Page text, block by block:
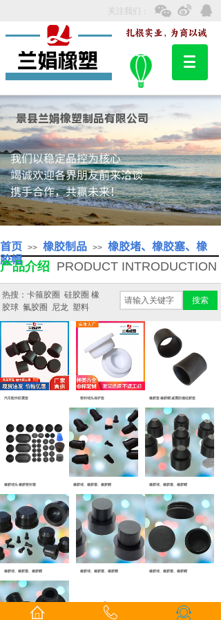
关注我们：
景县兰娟橡塑制品有限公司
我们以稳定品控为核心
竭诚欢迎各界朋友前来洽谈
携手合作，共赢未来！
首页 >> 橡胶制品 >> 橡胶堵、橡胶塞、橡
胶帽
产品介绍 PRODUCT INTRODUCTION
热搜：卡箍胶圈 硅胶圈 橡
胶球 氟胶圈 尼龙 塑料
搜索
汽车配件防震套 密封堵头保护套 橡胶套 橡胶帽 减震防撞硅胶套
橡胶堵头 橡胶密封塞 橡胶堵、橡胶塞、橡胶帽 橡胶堵、橡胶塞、橡胶帽
橡胶堵、橡胶塞、橡胶帽 橡胶堵、橡胶塞、橡胶帽 橡胶堵、橡胶塞、橡胶帽